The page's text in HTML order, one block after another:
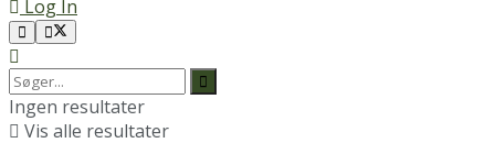
Log In
Ingen resultater
Vis alle resultater